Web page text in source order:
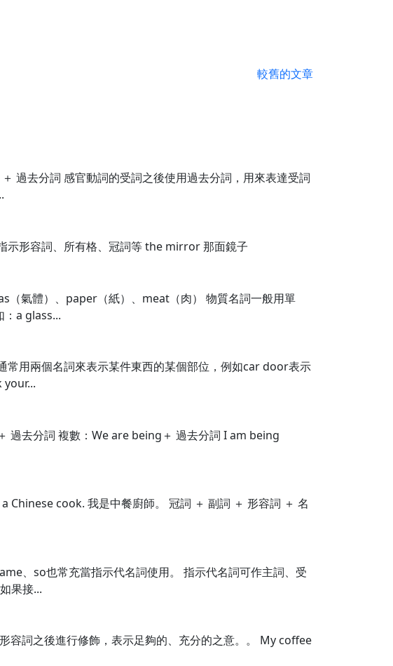
較舊的文章
過去分詞 感官動詞的受詞之後使用過去分詞，用來表達受詞
示形容詞、所有格、冠詞等 the mirror 那面鏡子
（氣體）、paper（紙）、meat（肉） 物質名詞一般用單
：a glass...
常用兩個名詞來表示某件東西的某個部位，例如car door表示
your...
過去分詞 複數：We are being＋ 過去分詞 I am being
Chinese cook. 我是中餐廚師。 冠詞 ＋ 副詞 ＋ 形容詞 ＋ 名
、so也常充當指示代名詞使用。 指示代名詞可作主詞、受
果接...
詞之後進行修飾，表示足夠的、充分的之意。。 My coffee